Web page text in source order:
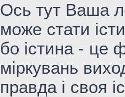
Ось тут Ваша
може стати
бо істина - це
міркувань
правда і своя